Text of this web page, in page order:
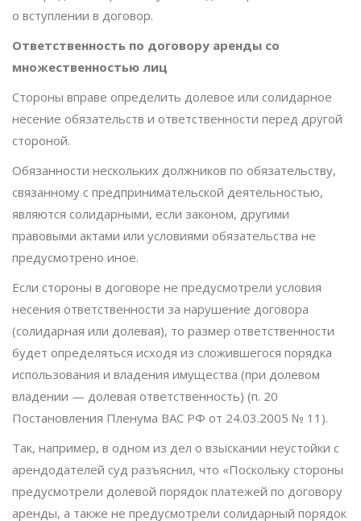
о вступлении в договор.
Ответственность по договору аренды со
множественностью лиц
Стороны вправе определить долевое или солидарное
несение обязательств и ответственности перед другой
стороной.
Обязанности нескольких должников по обязательству,
связанному с предпринимательской деятельностью,
являются солидарными, если законом, другими
правовыми актами или условиями обязательства не
предусмотрено иное.
Если стороны в договоре не предусмотрели условия
несения ответственности за нарушение договора
(солидарная или долевая), то размер ответственности
будет определяться исходя из сложившегося порядка
использования и владения имущества (при долевом
владении — долевая ответственность) (п. 20
Постановления Пленума ВАС РФ от 24.03.2005 № 11).
Так, например, в одном из дел о взыскании неустойки с
арендодателей суд разъяснил, что «Поскольку стороны
предусмотрели долевой порядок платежей по договору
аренды, а также не предусмотрели солидарный порядок